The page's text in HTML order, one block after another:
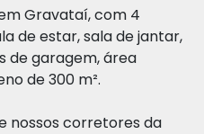
Gravataí, com 4
de estar, sala de jantar,
de garagem, área
de 300 m².
nossos corretores da